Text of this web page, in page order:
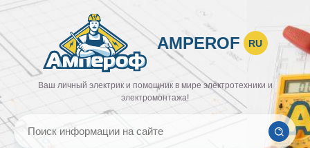
AMPEROF RU
Ваш личный электрик и помощник в мире электротехники и
электромонтажа!